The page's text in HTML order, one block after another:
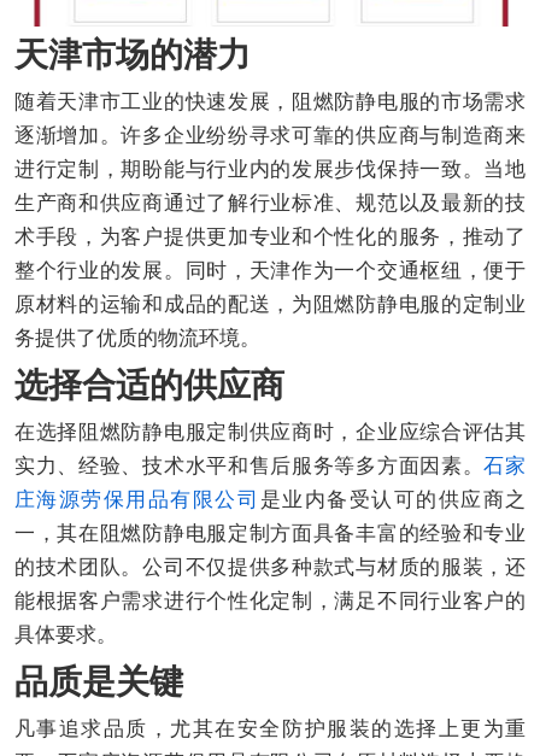
天津市场的潜力
随着天津市工业的快速发展，阻燃防静电服的市场需求
逐渐增加。许多企业纷纷寻求可靠的供应商与制造商来
进行定制，期盼能与行业内的发展步伐保持一致。当地
生产商和供应商通过了解行业标准、规范以及最新的技
术手段，为客户提供更加专业和个性化的服务，推动了
整个行业的发展。同时，天津作为一个交通枢纽，便于
原材料的运输和成品的配送，为阻燃防静电服的定制业
务提供了优质的物流环境。
选择合适的供应商
在选择阻燃防静电服定制供应商时，企业应综合评估其
实力、经验、技术水平和售后服务等多方面因素。石家
庄海源劳保用品有限公司 是业内备受认可的供应商之
一，其在阻燃防静电服定制方面具备丰富的经验和专业
的技术团队。公司不仅提供多种款式与材质的服装，还
能根据客户需求进行个性化定制，满足不同行业客户的
具体要求。
品质是关键
凡事追求品质，尤其在安全防护服装的选择上更为重